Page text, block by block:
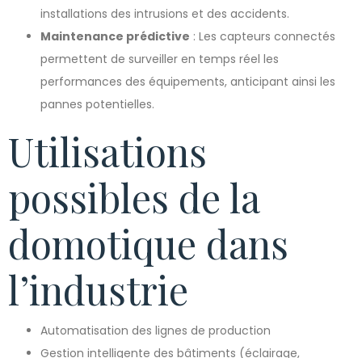
installations des intrusions et des accidents.
Maintenance prédictive : Les capteurs connectés
permettent de surveiller en temps réel les
performances des équipements, anticipant ainsi les
pannes potentielles.
Utilisations
possibles de la
domotique dans
l’industrie
Automatisation des lignes de production
Gestion intelligente des bâtiments (éclairage,